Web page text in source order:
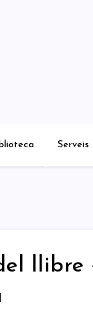
Serveis
llibre